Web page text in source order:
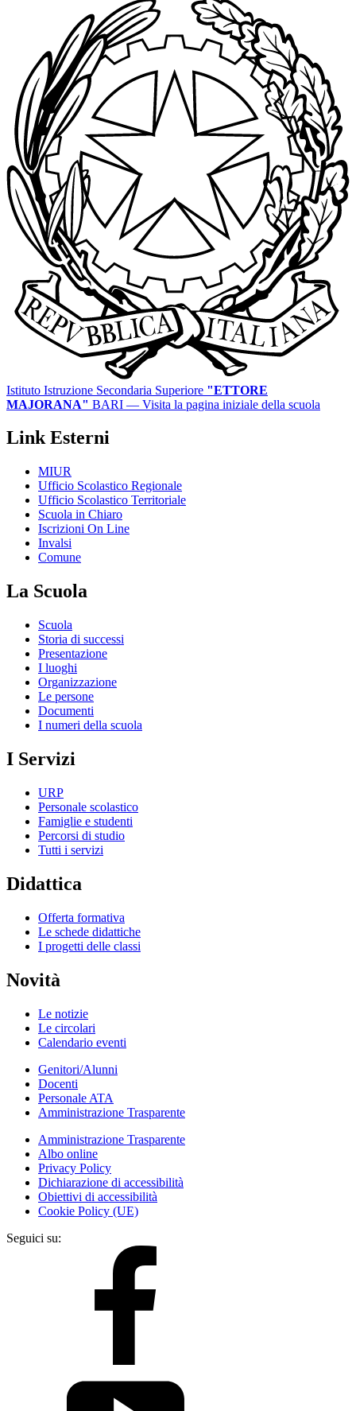
Istituto Istruzione Secondaria Superiore "ETTORE
MAJORANA" BARI — Visita la pagina iniziale della scuola
Link Esterni
MIUR
Ufficio Scolastico Regionale
Ufficio Scolastico Territoriale
Scuola in Chiaro
Iscrizioni On Line
Invalsi
Comune
La Scuola
Scuola
Storia di successi
Presentazione
I luoghi
Organizzazione
Le persone
Documenti
I numeri della scuola
I Servizi
URP
Personale scolastico
Famiglie e studenti
Percorsi di studio
Tutti i servizi
Didattica
Offerta formativa
Le schede didattiche
I progetti delle classi
Novità
Le notizie
Le circolari
Calendario eventi
Genitori/Alunni
Docenti
Personale ATA
Amministrazione Trasparente
Amministrazione Trasparente
Albo online
Privacy Policy
Dichiarazione di accessibilità
Obiettivi di accessibilità
Cookie Policy (UE)
Seguici su: